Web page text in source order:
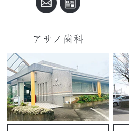
アサノ歯科